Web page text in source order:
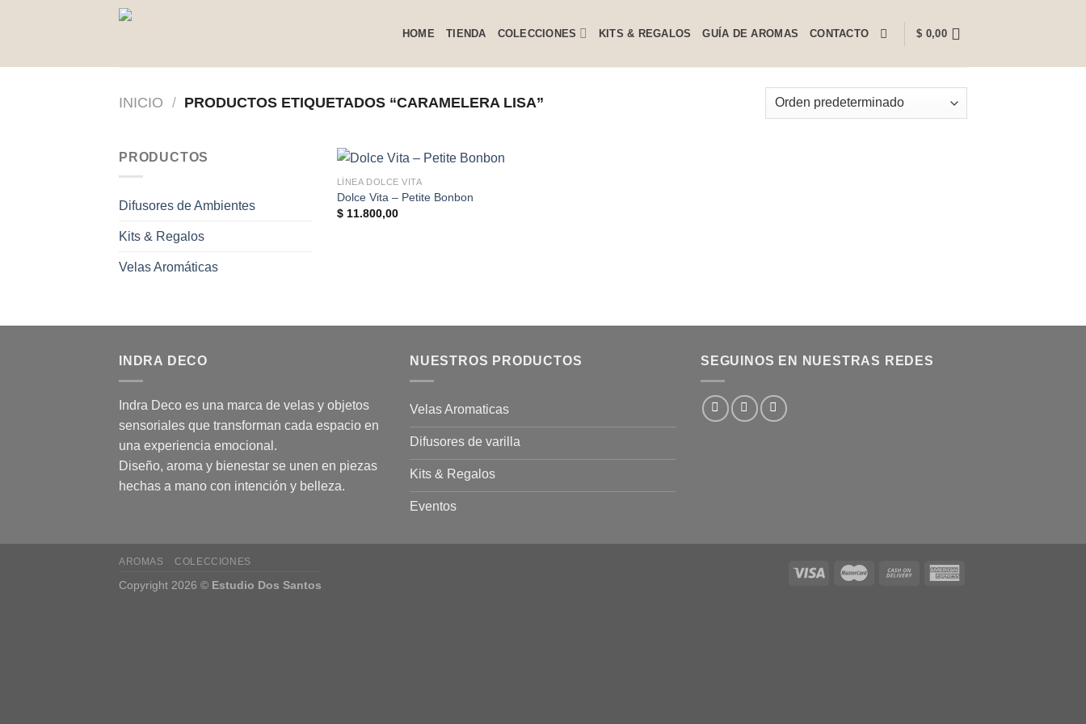
HOME TIENDA COLECCIONES KITS & REGALOS GUÍA DE AROMAS CONTACTO $ 0,00
INICIO / PRODUCTOS ETIQUETADOS “CARAMELERA LISA”
PRODUCTOS
Difusores de Ambientes
Kits & Regalos
Velas Aromáticas
LÍNEA DOLCE VITA
Dolce Vita – Petite Bonbon
$11.800,00
INDRA DECO
Indra Deco es una marca de velas y objetos
sensoriales que transforman cada espacio en
una experiencia emocional.
Diseño, aroma y bienestar se unen en piezas
hechas a mano con intención y belleza.
NUESTROS PRODUCTOS
Velas Aromaticas
Difusores de varilla
Kits & Regalos
Eventos
SEGUINOS EN NUESTRAS REDES
AROMAS COLECCIONES
Copyright 2026 © Estudio Dos Santos